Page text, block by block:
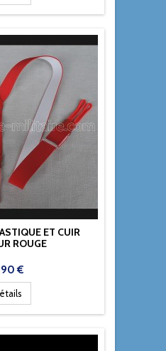
ET CUIR
ROUGE
€